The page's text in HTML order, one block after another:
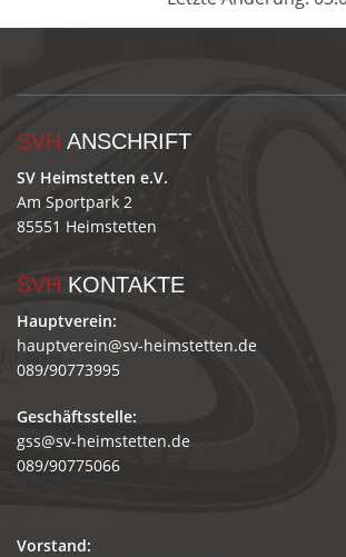
SVH ANSCHRIFT
SV Heimstetten e.V.
Am Sportpark 2
85551 Heimstetten
SVH KONTAKTE
Hauptverein:
hauptverein@sv-heimstetten.de
089/90773995
Geschäftsstelle:
gss@sv-heimstetten.de
089/90775066
Vorstand: